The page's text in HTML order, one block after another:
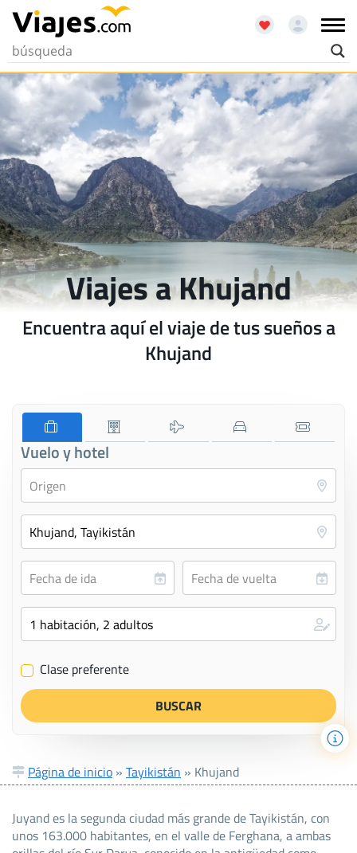
Viajes a Khujand
Encuentra aquí el viaje de tus sueños a
Khujand
Vuelo y hotel
✔ Clase preferente
Página de inicio » Tayikistán » Khujand
Juyand es la segunda ciudad más grande de Tayikistán, con
unos 163.000 habitantes, en el valle de Ferghana, a ambas